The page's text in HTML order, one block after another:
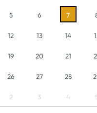
5 6 7
12 13 14
19 20 21
26 27 28
2 3 4